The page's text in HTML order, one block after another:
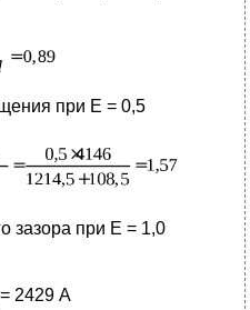
при Е = 0,5
зазора при Е = 1,0
= 2429 А